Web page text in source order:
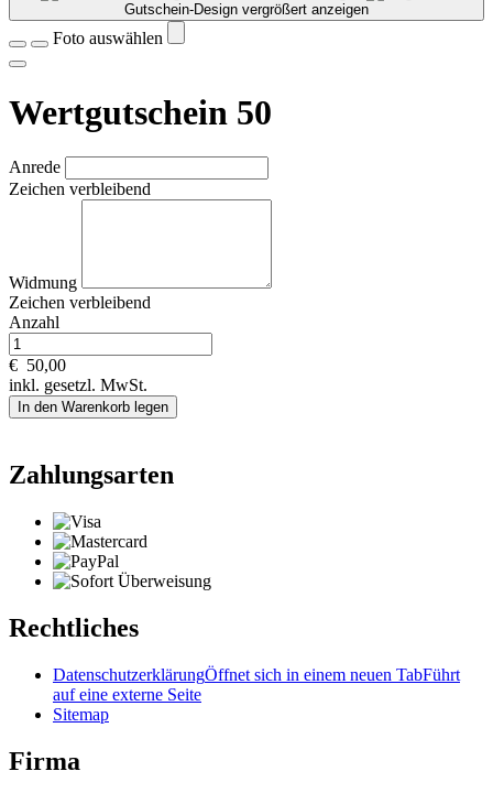
Gutschein-Design vergrößert anzeigen
Foto auswählen
Wertgutschein 50
Anrede
Zeichen verbleibend
Widmung
Zeichen verbleibend
Anzahl
€ 50,00
inkl. gesetzl. MwSt.
In den Warenkorb legen
Zahlungsarten
Rechtliches
DatenschutzerklärungÖffnet sich in einem neuen TabFührt
auf eine externe Seite
Sitemap
Firma